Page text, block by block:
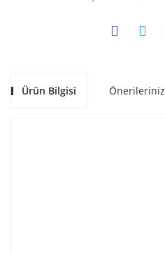
Ürün Bilgisi Önerileriniz